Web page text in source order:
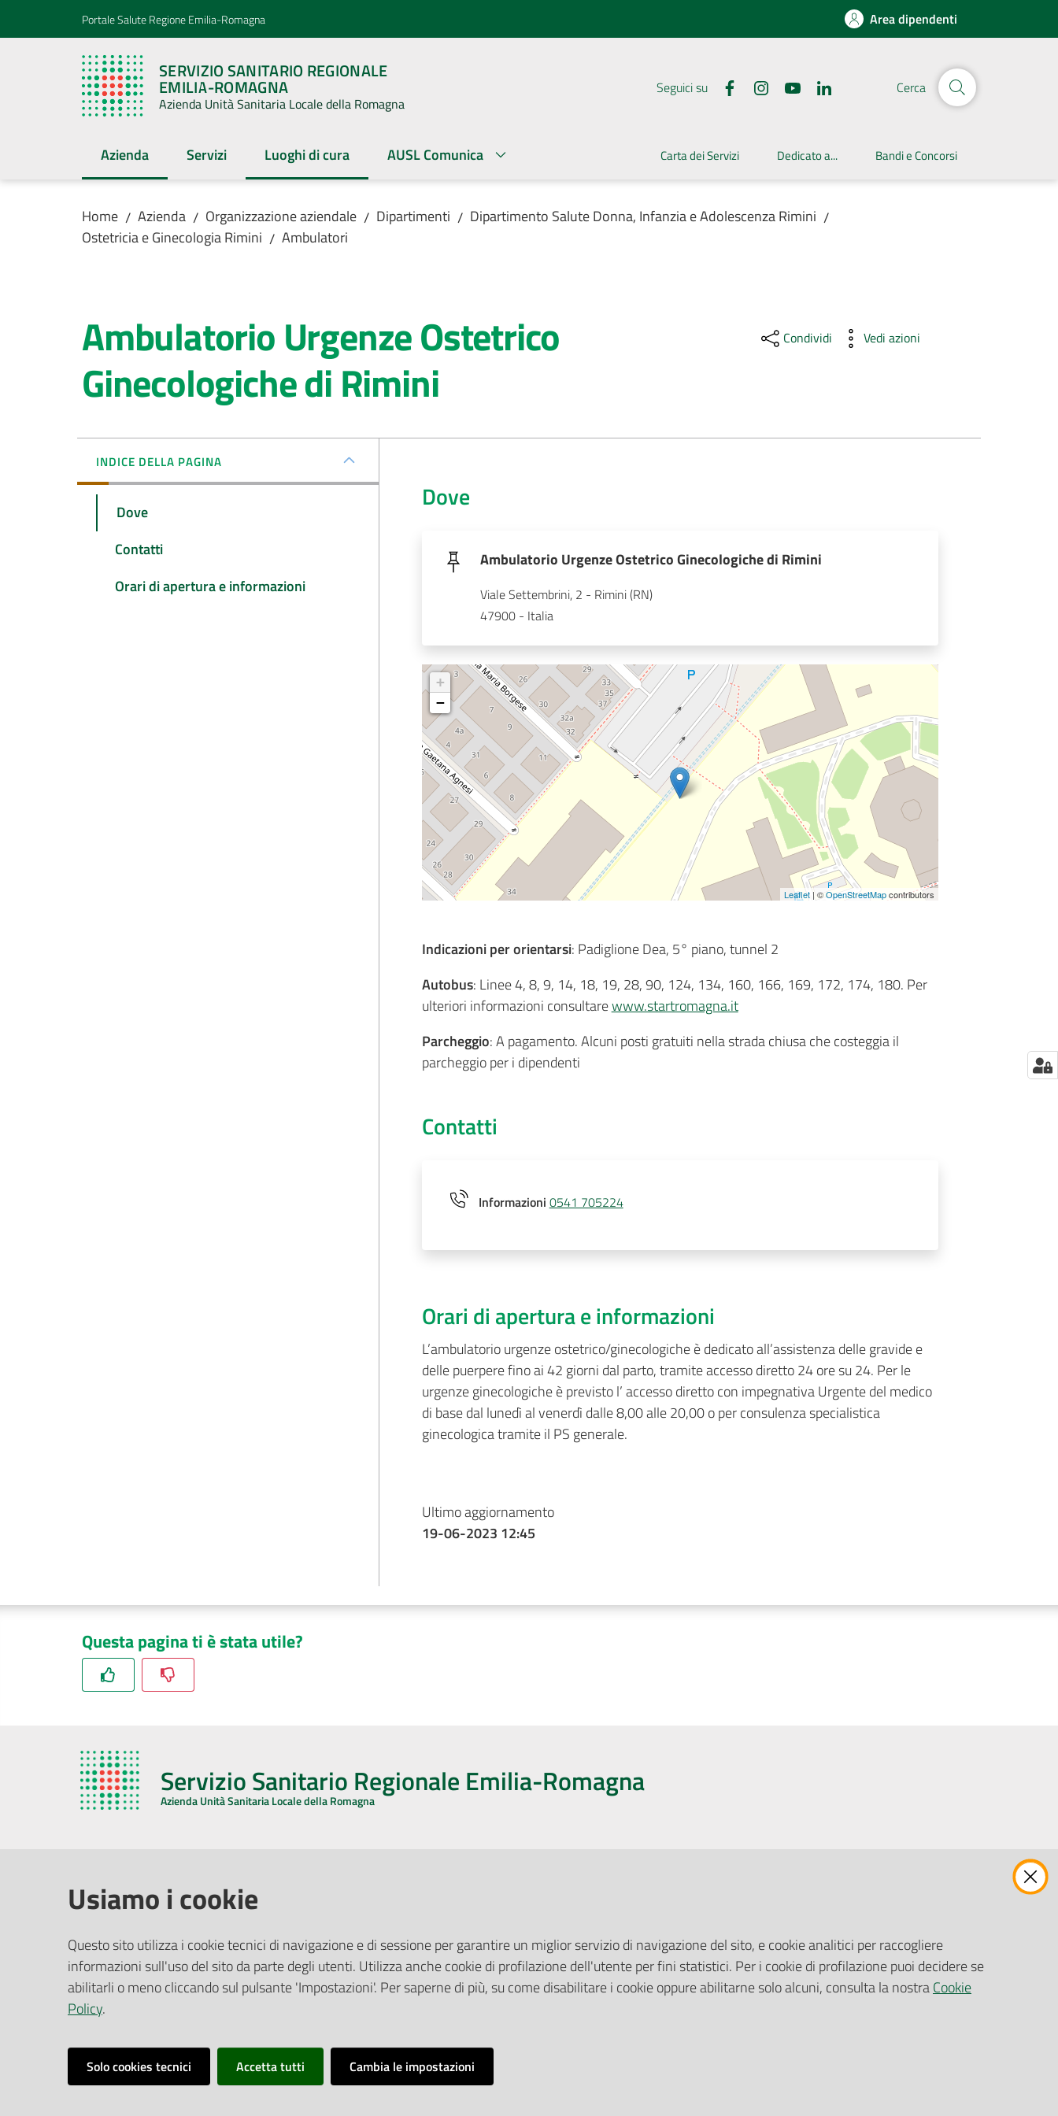
Vai al contenuto
Vai alla navigazionePortale Salute Regione Emilia-Romagna Area dipendenti
SERVIZIO SANITARIO REGIONALE
EMILIA-ROMAGNA
Azienda Unità Sanitaria Locale della Romagna
Seguici su Cerca
Azienda
Menu selezionatoServizi Luoghi di cura
Menu selezionato AUSL Comunica Carta dei Servizi Dedicato a... Bandi e Concorsi
Home / Azienda / Organizzazione aziendale / Dipartimenti / Dipartimento Salute Donna, Infanzia e Adolescenza Rimini /
Ostetricia e Ginecologia Rimini / Ambulatori
Ambulatorio Urgenze Ostetrico
Ginecologiche di Rimini
Condividi Vedi azioni
INDICE DELLA PAGINA
Dove
Contatti
Orari di apertura e informazioni
Dove
Ambulatorio Urgenze Ostetrico Ginecologiche di Rimini
Viale Settembrini, 2 - Rimini (RN)
47900 - Italia
+
−
Leaflet| ©OpenStreetMapcontributors
Indicazioni per orientarsi: Padiglione Dea, 5° piano, tunnel 2
Autobus: Linee 4, 8, 9, 14, 18, 19, 28, 90, 124, 134, 160, 166, 169, 172, 174, 180. Per
ulteriori informazioni consultarewww.startromagna.it
Parcheggio: A pagamento. Alcuni posti gratuiti nella strada chiusa che costeggia il
parcheggio per i dipendenti
Contatti
Informazioni 0541 705224
Orari di apertura e informazioni
L’ambulatorio urgenze ostetrico/ginecologiche è dedicato all’assistenza delle gravide e
delle puerpere fino ai 42 giorni dal parto, tramite accesso diretto 24 ore su 24. Per le
urgenze ginecologiche è previsto l’ accesso diretto con impegnativa Urgente del medico
di base dal lunedì al venerdì dalle 8,00 alle 20,00 o per consulenza specialistica
ginecologica tramite il PS generale.
Ultimo aggiornamento
19-06-2023 12:45
Questa pagina ti è stata utile?
Servizio Sanitario Regionale Emilia-Romagna
Azienda Unità Sanitaria Locale della Romagna
Via De Gasperi, 8 - 48121 Ravenna (RA)
CF/P.IVA:02483810392
PEC:
azienda@pec.auslromagna.it
Ufficio Relazioni con il Pubblico
Riferimenti per la Stampa
Pubblicità legale
Albo Pretorio
Privacy Policy
Attuazione Misure PNRR
Gare e Appalti
Richiesta Patrocinio
Usiamo i cookie
Questo sito utilizza i cookie tecnici di navigazione e di sessione per garantire un miglior servizio di navigazione del sito, e cookie analitici per raccogliere
informazioni sull'uso del sito da parte degli utenti. Utilizza anche cookie di profilazione dell'utente per fini statistici. Per i cookie di profilazione puoi decidere se
abilitarli o meno cliccando sul pulsante 'Impostazioni'. Per saperne di più, su come disabilitare i cookie oppure abilitarne solo alcuni, consulta la nostraCookie
Policy.
Solo cookies tecnici Accetta tutti Cambia le impostazioni